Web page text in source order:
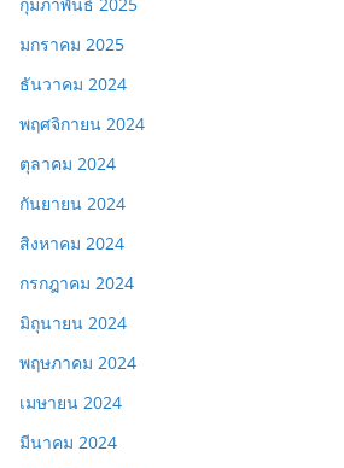
มกราคม 2025
ธันวาคม 2024
พฤศจิกายน 2024
ตุลาคม 2024
กันยายน 2024
สิงหาคม 2024
กรกฎาคม 2024
มิถุนายน 2024
พฤษภาคม 2024
เมษายน 2024
มีนาคม 2024